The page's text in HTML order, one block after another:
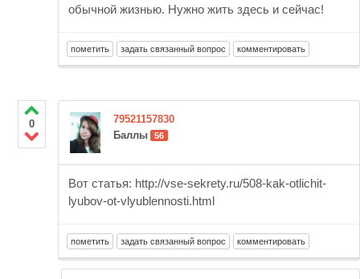
обычной жизнью. Нужно жить здесь и сейчас!
0
79521157830
Баллы
56
Вот статья: http://vse-sekrety.ru/508-kak-otlichit-
lyubov-ot-vlyublennosti.html